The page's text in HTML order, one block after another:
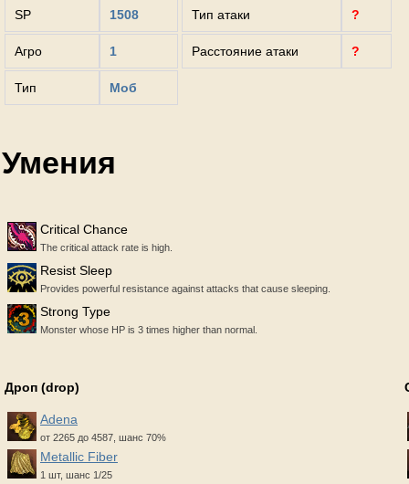
SP 1508
Агро 1
Тип Моб
Тип атаки ?
Расстояние атаки ?
Умения
Critical Chance
The critical attack rate is high.
Resist Sleep
Provides powerful resistance against attacks that cause sleeping.
Strong Type
Monster whose HP is 3 times higher than normal.
Дроп (drop)
Adena
от 2265 до 4587, шанс 70%
Metallic Fiber
1 шт, шанс 1/25